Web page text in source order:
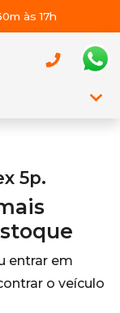
às 17h
5p.
entrar em
o veículo